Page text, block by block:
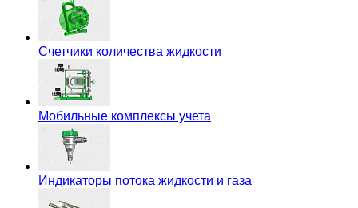
Счетчики количества жидкости
Мобильные комплексы учета
Индикаторы потока жидкости и газа